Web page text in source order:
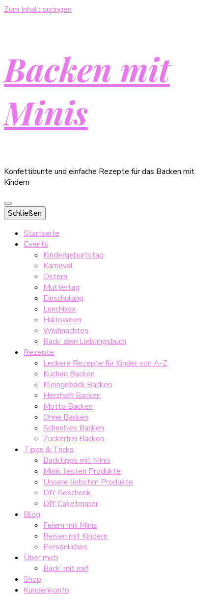
Zum Inhalt springen
Backen mit
Minis
Konfettibunte und einfache Rezepte für das Backen mit
Kindern
Schließen
Startseite
Events
Kindergeburtstag
Karneval
Ostern
Muttertag
Einschulung
Lunchbox
Halloween
Weihnachten
Back‘ dein Lieblingsbuch
Rezepte
Leckere Rezepte für Kinder von A-Z
Kuchen Backen
Kleingebäck Backen
Herzhaft Backen
Motto Backen
Ohne Backen
Schnelles Backen
Zuckerfrei Backen
Tipps & Tricks
Backtipps mit Minis
Minis testen Produkte
Unsere liebsten Produkte
DIY Geschenk
DIY Caketopper
Blog
Feiern mit Minis
Reisen mit Kindern
Persönliches
Über mich
Back’ mit mir!
Shop
Kundenkonto